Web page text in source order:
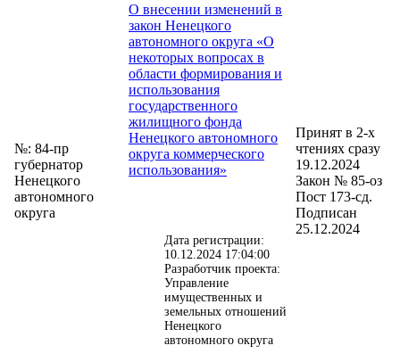
№: 84-пр
губернатор
Ненецкого
автономного
округа
О внесении изменений в
закон Ненецкого
автономного округа «О
некоторых вопросах в
области формирования и
использования
государственного
жилищного фонда
Ненецкого автономного
округа коммерческого
использования»
Дата регистрации:
10.12.2024 17:04:00
Разработчик проекта:
Управление
имущественных и
земельных отношений
Ненецкого
автономного округа
Принят в 2-х
чтениях сразу
19.12.2024
Закон № 85-оз
Пост 173-сд.
Подписан
25.12.2024